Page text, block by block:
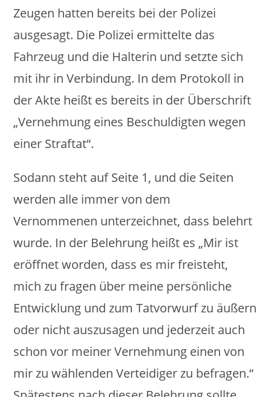
Zeugen hatten bereits bei der Polizei
ausgesagt. Die Polizei ermittelte das
Fahrzeug und die Halterin und setzte sich
mit ihr in Verbindung. In dem Protokoll in
der Akte heißt es bereits in der Überschrift
„Vernehmung eines Beschuldigten wegen
einer Straftat“.
Sodann steht auf Seite 1, und die Seiten
werden alle immer von dem
Vernommenen unterzeichnet, dass belehrt
wurde. In der Belehrung heißt es „Mir ist
eröffnet worden, dass es mir freisteht,
mich zu fragen über meine persönliche
Entwicklung und zum Tatvorwurf zu äußern
oder nicht auszusagen und jederzeit auch
schon vor meiner Vernehmung einen von
mir zu wählenden Verteidiger zu befragen.“